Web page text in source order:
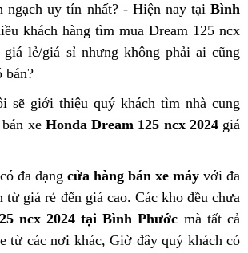
ngạch uy tín nhất? - Hiện nay tại Bình
khách hàng tìm mua Dream 125 ncx
lẻ/giá sỉ nhưng không phải ai cũng
bán?
sẽ giới thiệu quý khách tìm nhà cung
xe Honda Dream 125 ncx 2024giá
có đa dạng cửa hàng bán xe máy với đa
từ giá rẻ đến giá cao. Các kho đều chưa
ncx 2024 tại Bình Phước mà tất cả
từ các nơi khác, Giờ đây quý khách có